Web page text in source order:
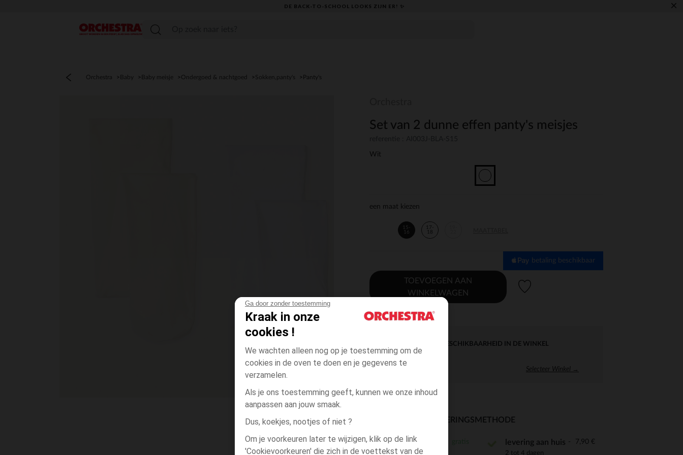
Ga door zonder toestemming
Kraak in onze
cookies !
We wachten alleen nog op je toestemming om de
cookies in de oven te doen en je gegevens te
verzamelen.
Als je ons toestemming geeft, kunnen we onze inhoud
aanpassen aan jouw smaak.
Dus, koekjes, nootjes of niet ?
Om je voorkeuren later te wijzigen, klik op de link
'Cookievoorkeuren' die zich in de voettekst van de
DE BACK-TO-SCHOOL LOOKS ZIJN ER! ✨ ×
menu
Orchestra Baby Baby meisje Ondergoed & nachtgoed Sokken,panty's Panty's
Set van 2 dunne effen panty's meisjes
Wit
een maat kiezen
15-
16
17-
18
betaling beschikbaar
TOEVOEGEN AAN
WINKELWAGEN
DIRECTE BESCHIKBAARHEID IN DE WINKEL
Selecteer Winkel →
BESCHIKBAARE LEVERINGSMETHODE
winkel levering
3 tot 10 dagen
levering aan huis 7,90 €
2 tot 4 dagen